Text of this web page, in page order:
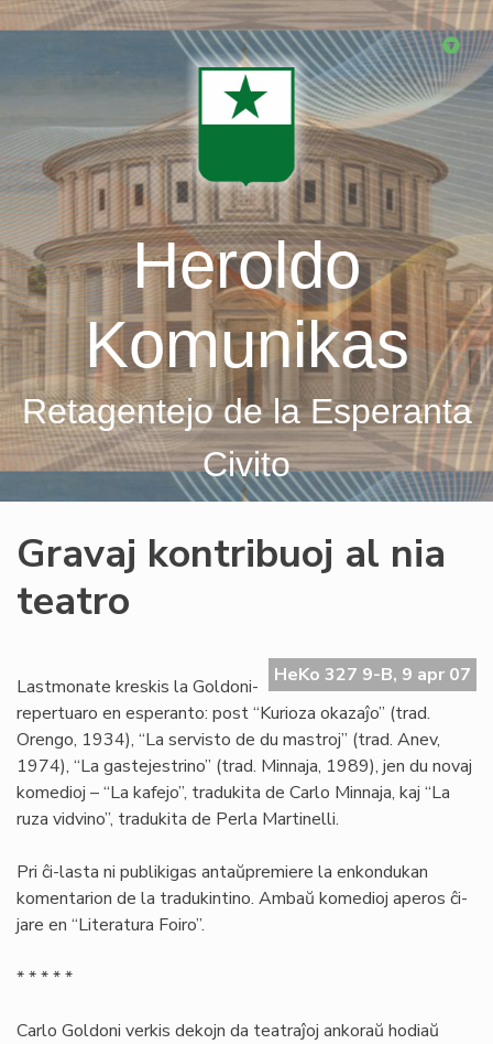
Skip
Heroldo
Komunikas
Retagentejo de la Esperanta
Civito
Gravaj kontribuoj al nia
teatro
HeKo 327 9-B, 9 apr 07
Lastmonate kreskis la Goldoni-
repertuaro en esperanto: post “Kurioza okazaĵo” (trad.
Orengo, 1934), “La servisto de du mastroj” (trad. Anev,
1974), “La gastejestrino” (trad. Minnaja, 1989), jen du novaj
komedioj – “La kafejo”, tradukita de Carlo Minnaja, kaj “La
ruza vidvino”, tradukita de Perla Martinelli.
Pri ĉi-lasta ni publikigas antaŭpremiere la enkondukan
komentarion de la tradukintino. Ambaŭ komedioj aperos ĉi-
jare en “Literatura Foiro”.
* * * * *
Carlo Goldoni verkis dekojn da teatraĵoj ankoraŭ hodiaŭ